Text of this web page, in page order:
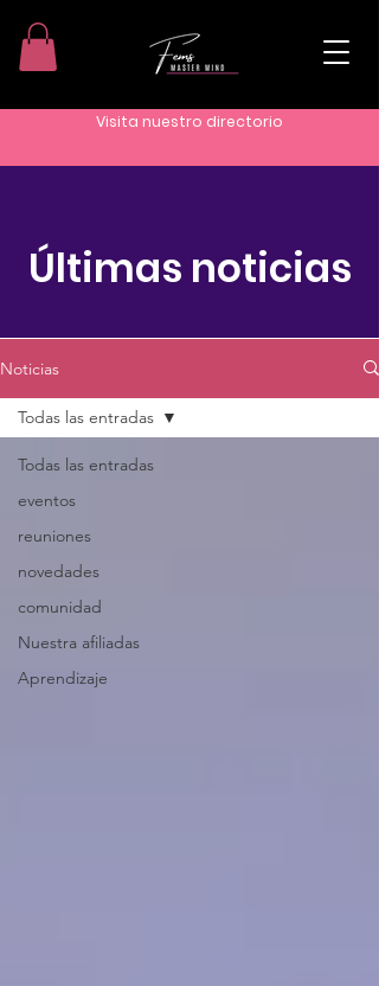
Visita nuestro directorio
Últimas noticias
Noticias
Todas las entradas
eventos
reuniones
novedades
comunidad
Nuestra afiliadas
Aprendizaje
Todas las entradas